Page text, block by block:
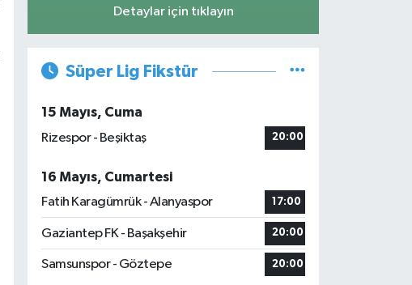
Detaylar için tıklayın
Süper Lig Fikstür
15 Mayıs, Cuma
Rizespor - Beşiktaş
20:00
16 Mayıs, Cumartesi
Fatih Karagümrük - Alanyaspor
17:00
Gaziantep FK - Başakşehir 20:00
Samsunspor - Göztepe 20:00